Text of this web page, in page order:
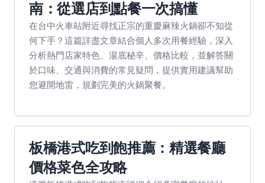
南：從選店到點餐一次搞懂
在台中火車站附近尋找正宗的重慶麻辣火鍋卻不知從
何下手？這篇詳盡文章結合個人多次用餐經驗，深入
分析熱門店家特色、湯底秘辛、價格比較，並解答關
於口味、交通與消費的常見疑問，提供實用建議幫助
您避開地雷，規劃完美的火鍋聚餐。
板橋港式吃到飽推薦：精選餐廳
價格菜色全攻略